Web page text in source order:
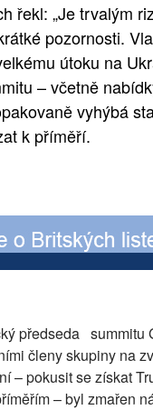
řekl: „Je trvalým
pozornosti.
útoku na
– včetně
vyhýbá
k příměří.
předseda summitu
členy skupiny na
– pokusit se získat
– byl zmařen